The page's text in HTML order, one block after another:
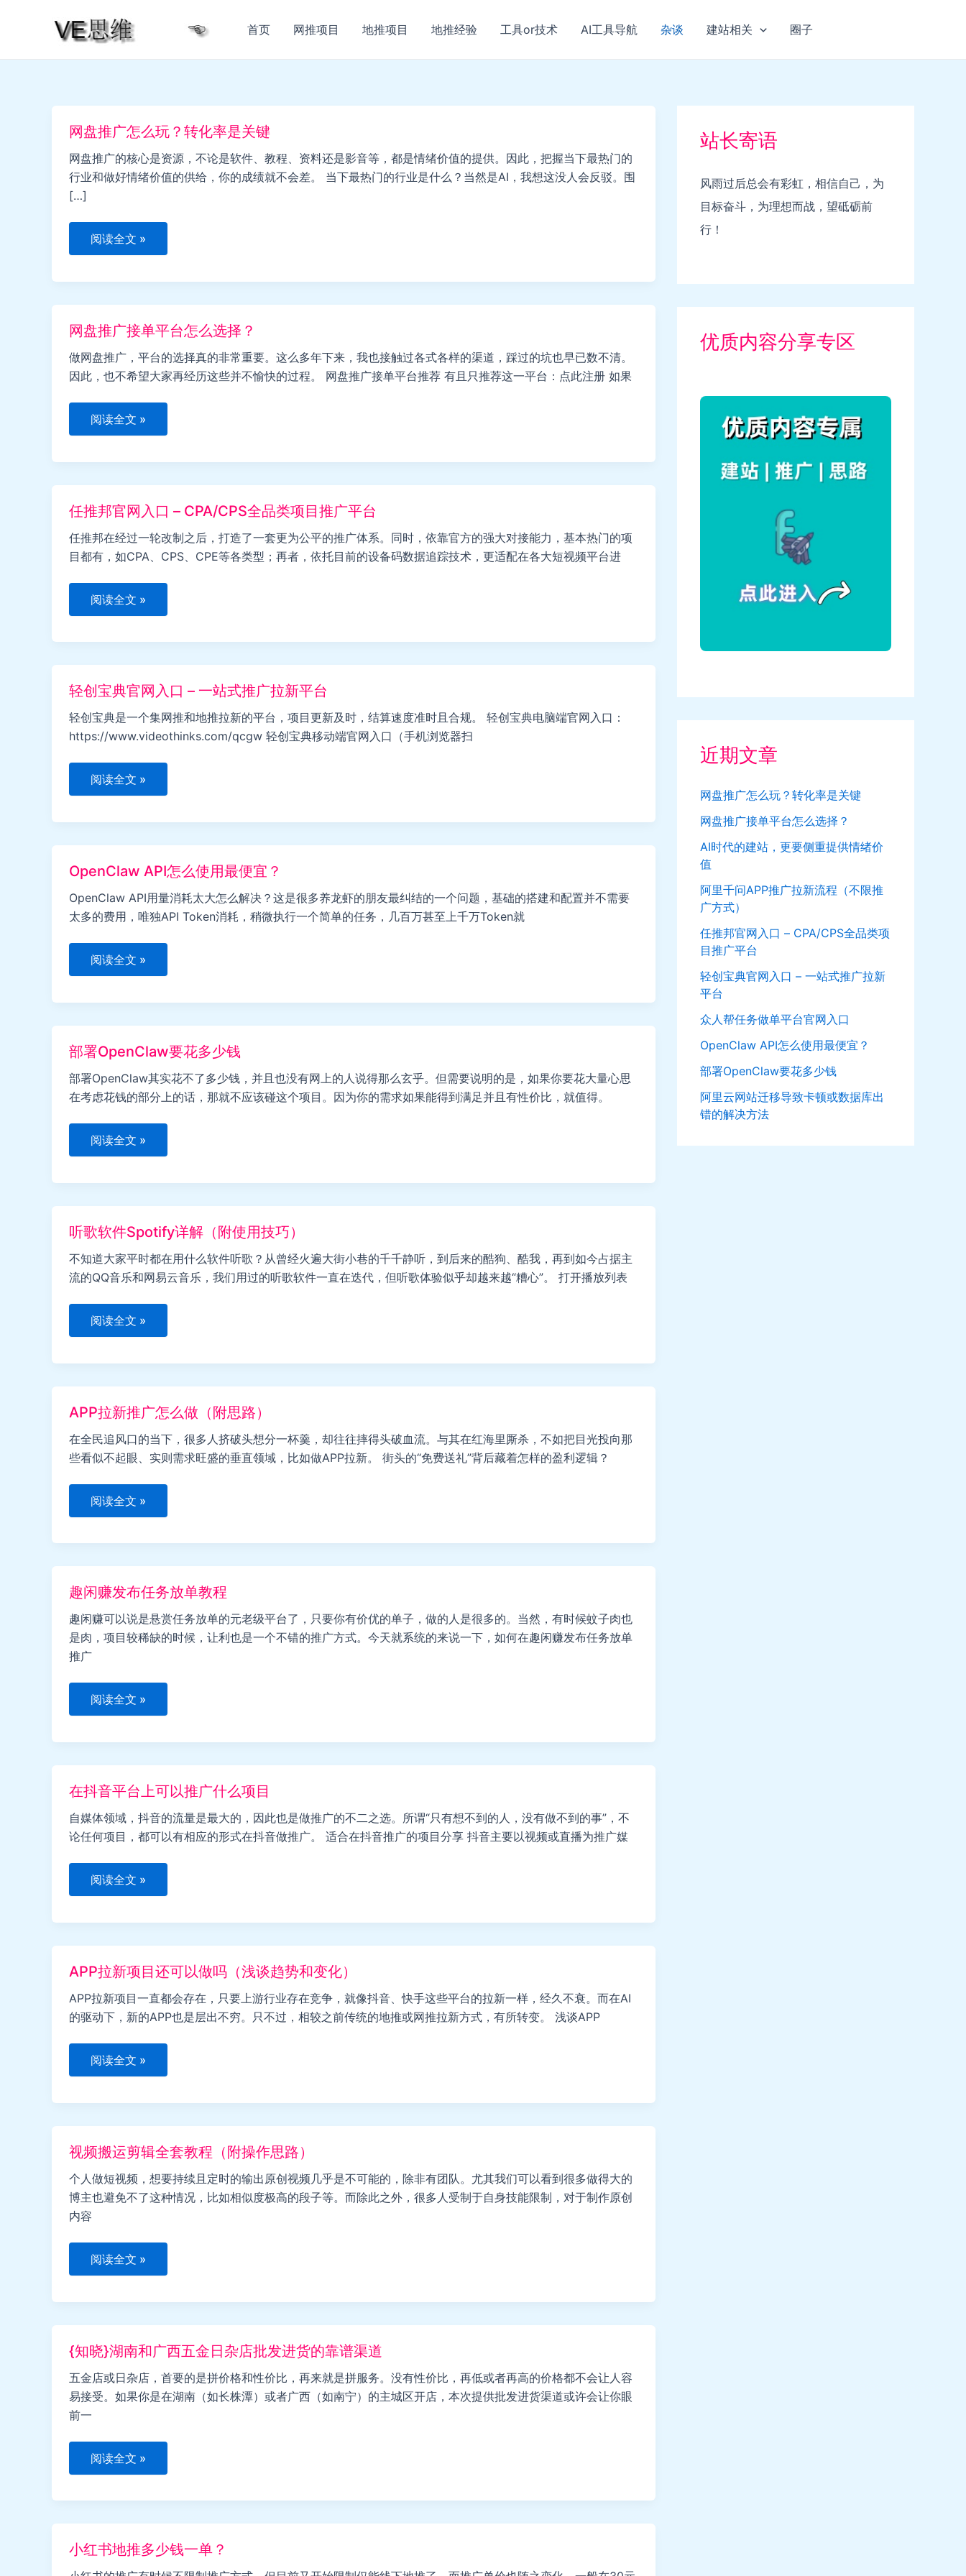
首页 网推项目 地推项目 地推经验 工具or技术 AI工具导航 杂谈 建站相关 圈子
网盘推广怎么玩？转化率是关键
网盘推广的核心是资源，不论是软件、教程、资料还是影音等，都是情绪价值的提供。因此，把握当下最热门的
行业和做好情绪价值的供给，你的成绩就不会差。 当下最热门的行业是什么？当然是AI，我想这没人会反驳。围
[…]
网
怎
玩？
化
率
是
关
键
阅读全文 »
网盘推广接单平台怎么选择？
做网盘推广，平台的选择真的非常重要。这么多年下来，我也接触过各式各样的渠道，踩过的坑也早已数不清。
因此，也不希望大家再经历这些并不愉快的过程。 网盘推广接单平台推荐 有且只推荐这一平台：点此注册 如果
网
盘
接
平
怎
么
选
择？
阅读全文 »
任推邦官网入口 – CPA/CPS全品类项目推广平台
任推邦在经过一轮改制之后，打造了一套更为公平的推广体系。同时，依靠官方的强大对接能力，基本热门的项
目都有，如CPA、CPS、CPE等各类型；再者，依托目前的设备码数据追踪技术，更适配在各大短视频平台进
任
推
网
口
CPA/CPS
全
品
类
项
推
广
平
台
阅读全文 »
轻创宝典官网入口 – 一站式推广拉新平台
轻创宝典是一个集网推和地推拉新的平台，项目更新及时，结算速度准时且合规。 轻创宝典电脑端官网入口：
https://www.videothinks.com/qcgw 轻创宝典移动端官网入口（手机浏览器扫
轻
官
入
–
站
式
推
拉
新
平
台
阅读全文 »
OpenClaw API怎么使用最便宜？
OpenClaw API用量消耗太大怎么解决？这是很多养龙虾的朋友最纠结的一个问题，基础的搭建和配置并不需要
太多的费用，唯独API Token消耗，稍微执行一个简单的任务，几百万甚至上千万Token就
OpenClaw
API
使
最
宜？
阅读全文 »
部署OpenClaw要花多少钱
部署OpenClaw其实花不了多少钱，并且也没有网上的人说得那么玄乎。但需要说明的是，如果你要花大量心思
在考虑花钱的部分上的话，那就不应该碰这个项目。因为你的需求如果能得到满足并且有性价比，就值得。
部
署
花
少
阅读全文 »
听歌软件Spotify详解（附使用技巧）
不知道大家平时都在用什么软件听歌？从曾经火遍大街小巷的千千静听，到后来的酷狗、酷我，再到如今占据主
流的QQ音乐和网易云音乐，我们用过的听歌软件一直在迭代，但听歌体验似乎却越来越“糟心”。 打开播放列表
听
歌
Spotify
解
使
用
技
巧）
阅读全文 »
APP拉新推广怎么做（附思路）
在全民追风口的当下，很多人挤破头想分一杯羹，却往往摔得头破血流。与其在红海里厮杀，不如把目光投向那
些看似不起眼、实则需求旺盛的垂直领域，比如做APP拉新。 街头的“免费送礼”背后藏着怎样的盈利逻辑？
APP
拉
广
么
（附
思
路）
阅读全文 »
趣闲赚发布任务放单教程
趣闲赚可以说是悬赏任务放单的元老级平台了，只要你有价优的单子，做的人是很多的。当然，有时候蚊子肉也
是肉，项目较稀缺的时候，让利也是一个不错的推广方式。今天就系统的来说一下，如何在趣闲赚发布任务放单
推广
趣
布
务
单
教
程
阅读全文 »
在抖音平台上可以推广什么项目
自媒体领域，抖音的流量是最大的，因此也是做推广的不二之选。所谓“只有想不到的人，没有做不到的事”，不
论任何项目，都可以有相应的形式在抖音做推广。 适合在抖音推广的项目分享 抖音主要以视频或直播为推广媒
在
台
可
推
广
什
么
项
阅读全文 »
APP拉新项目还可以做吗（浅谈趋势和变化）
APP拉新项目一直都会存在，只要上游行业存在竞争，就像抖音、快手这些平台的拉新一样，经久不衰。而在AI
的驱动下，新的APP也是层出不穷。只不过，相较之前传统的地推或网推拉新方式，有所转变。 浅谈APP
APP
拉
目
可
做
吗
（浅
谈
趋
势
和
化）
阅读全文 »
视频搬运剪辑全套教程（附操作思路）
个人做短视频，想要持续且定时的输出原创视频几乎是不可能的，除非有团队。尤其我们可以看到很多做得大的
博主也避免不了这种情况，比如相似度极高的段子等。而除此之外，很多人受制于自身技能限制，对于制作原创
内容
视
频
剪
全
教
程
（附
操
作
路）
阅读全文 »
{知晓}湖南和广西五金日杂店批发进货的靠谱渠道
五金店或日杂店，首要的是拼价格和性价比，再来就是拼服务。没有性价比，再低或者再高的价格都不会让人容
易接受。如果你是在湖南（如长株潭）或者广西（如南宁）的主城区开店，本次提供批发进货渠道或许会让你眼
前一
{知
晓}
和
西
金
日
杂
阅读全文 »
小红书地推多少钱一单？
站长寄语
风雨过后总会有彩虹，相信自己，为
目标奋斗，为理想而战，望砥砺前
行！
优质内容分享专区
近期文章
网盘推广怎么玩？转化率是关键
网盘推广接单平台怎么选择？
AI时代的建站，更要侧重提供情绪价
值
阿里千问APP推广拉新流程（不限推
广方式）
任推邦官网入口 – CPA/CPS全品类项
目推广平台
轻创宝典官网入口 – 一站式推广拉新
平台
众人帮任务做单平台官网入口
OpenClaw API怎么使用最便宜？
部署OpenClaw要花多少钱
阿里云网站迁移导致卡顿或数据库出
错的解决方法